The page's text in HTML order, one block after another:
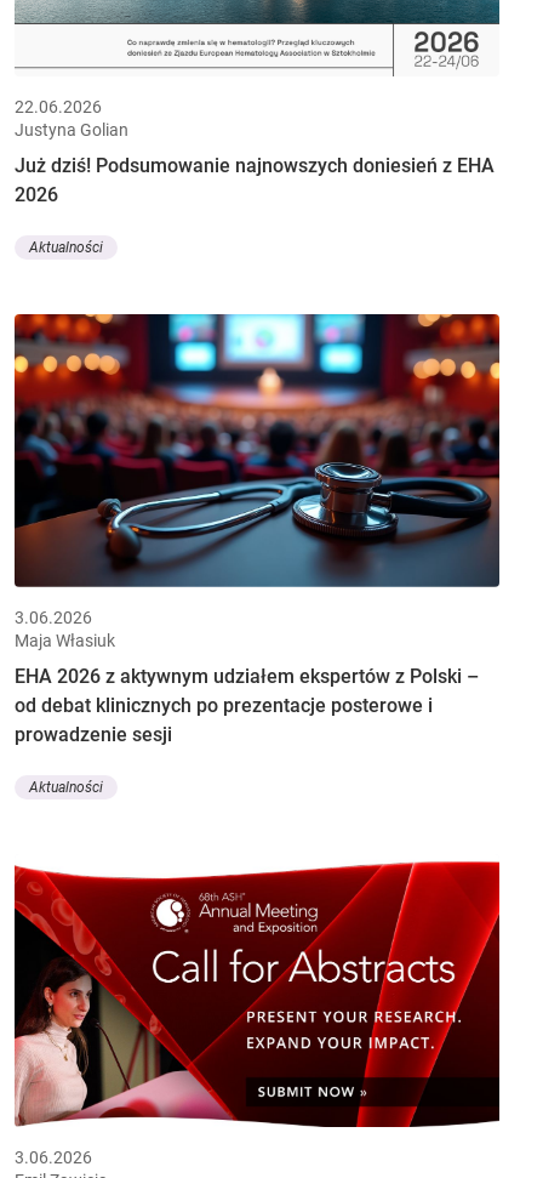
22.06.2026
Justyna Golian
Już dziś! Podsumowanie najnowszych doniesień z EHA
2026
Aktualności
3.06.2026
Maja Własiuk
EHA 2026 z aktywnym udziałem ekspertów z Polski –
od debat klinicznych po prezentacje posterowe i
prowadzenie sesji
Aktualności
3.06.2026